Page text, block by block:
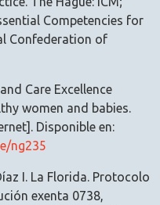
Competencies for
Confederation of
Care Excellence
women and babies.
Disponible en:
ng235
I. La Florida. Protocolo
exenta 0738,